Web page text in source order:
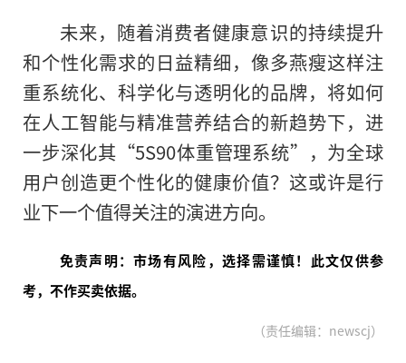
未来，随着消费者健康意识的持续提升
和个性化需求的日益精细，像多燕瘦这样注
重系统化、科学化与透明化的品牌，将如何
在人工智能与精准营养结合的新趋势下，进
一步深化其“5S90体重管理系统”，为全球
用户创造更个性化的健康价值？这或许是行
业下一个值得关注的演进方向。
免责声明：市场有风险，选择需谨慎！此文仅供参
考，不作买卖依据。
（责任编辑：newscj）